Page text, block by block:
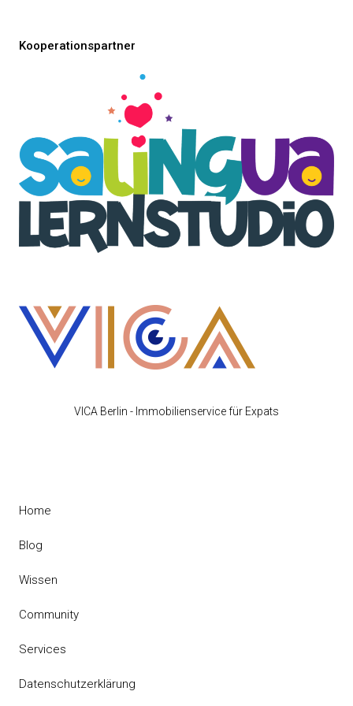
Kooperationspartner
VICA Berlin - Immobilienservice für Expats
Home
Blog
Wissen
Community
Services
Datenschutzerklärung